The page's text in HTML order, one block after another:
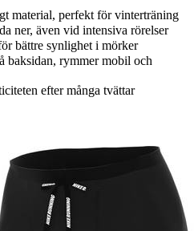
material, perfekt för vinterträning
ner, även vid intensiva rörelser
bättre synlighet i mörker
baksidan, rymmer mobil och
efter många tvättar